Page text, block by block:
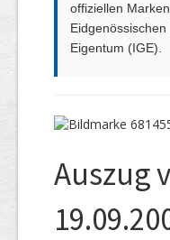
offiziellen
Eigentum (IGE).
Auszug